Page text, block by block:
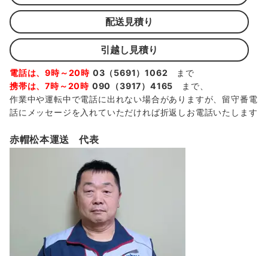
配送見積り
引越し見積り
電話は、9時～20時 03（5691）1062 まで
携帯は、7時～20時 090（3917）4165 まで、
作業中や運転中で電話に出れない場合がありますが、留守番電
話にメッセージを入れていただければ折返しお電話いたします
赤帽松本運送 代表